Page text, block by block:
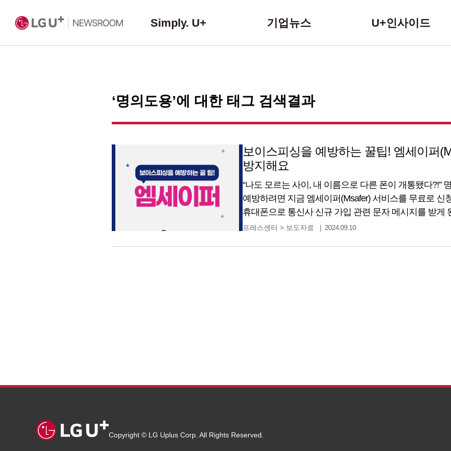
Simply. U+ 기업뉴스 U+인사이드
‘명의도용’에 대한 태그 검색결과
보이스피싱을 예방하는 꿀팁! 엠세이퍼
방지해요
“나도 모르는 사이, 내 이름으로 다른 폰이 개통됐다?!”
예방하려면 지금 엠세이퍼(Msafer) 서비스를 무료로 신
휴대폰으로 통신사 신규 가입 관련 문자 메시지를 받게
내가 모르는 사이, 내 이름으로, 새로운 통신사에 가입이
프레스센터 > 보도자료 2024.09.10
Copyright © LG Uplus Corp. All Rights Reserved.